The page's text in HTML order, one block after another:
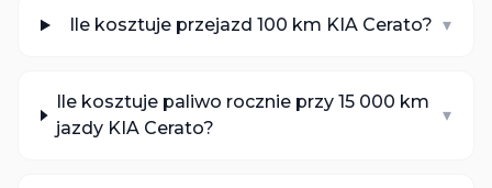
Ile kosztuje przejazd 100 km KIA Cerato? ▾
Ile kosztuje paliwo rocznie przy 15 000 km
jazdy KIA Cerato?
▾